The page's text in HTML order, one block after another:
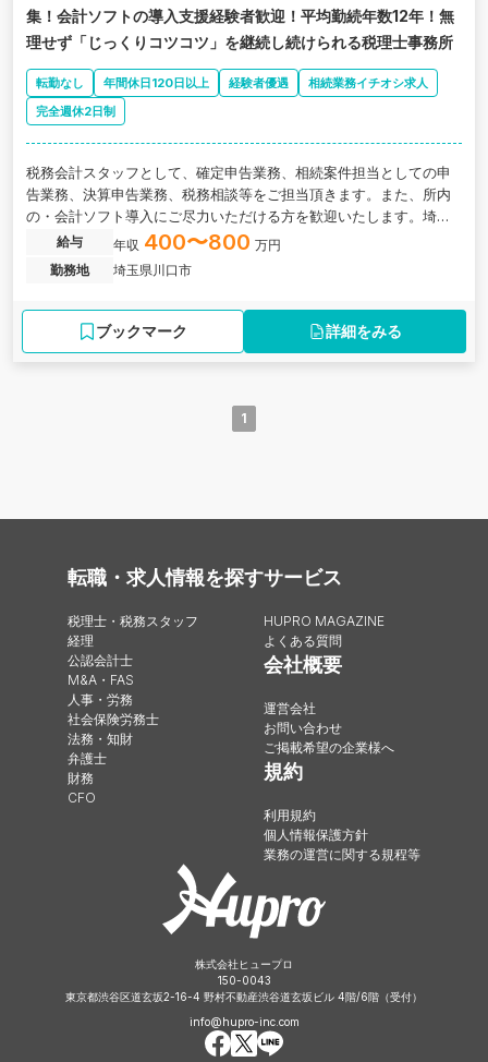
集！会計ソフトの導入支援経験者歓迎！平均勤続年数12年！無
理せず「じっくりコツコツ」を継続し続けられる税理士事務所
転勤なし 年間休日120日以上 経験者優遇
相続業務イチオシ求人
完全週休2日制
税務会計スタッフとして、確定申告業務、相続案件担当としての申
告業務、決算申告業務、税務相談等をご担当頂きます。また、所内
の・会計ソフト導入にご尽力いただける方を歓迎いたします。埼玉
県川口市にある、平均勤続年数12年!じっくり腰を据えて働ける税理
士事務所の求人です。
給与 年収 400〜800 万円
勤務地
埼玉県川口市
ブックマーク 詳細をみる
1
転職・求人情報を探す
税理士・税務スタッフ
経理
公認会計士
M&A・FAS
人事・労務
社会保険労務士
法務・知財
弁護士
財務
CFO
サービス
HUPRO MAGAZINE
よくある質問
会社概要
運営会社
お問い合わせ
ご掲載希望の企業様へ
規約
利用規約
個人情報保護方針
業務の運営に関する規程等
株式会社ヒュープロ
150-0043
東京都渋谷区道玄坂2-16-4 野村不動産渋谷道玄坂ビル 4階/6階（受付）
info@hupro-inc.com